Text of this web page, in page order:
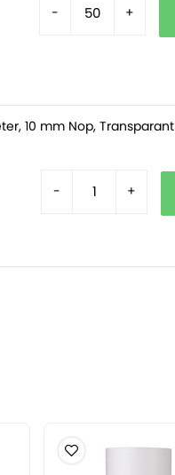
- +
10 mm Nop, Transparant
- +